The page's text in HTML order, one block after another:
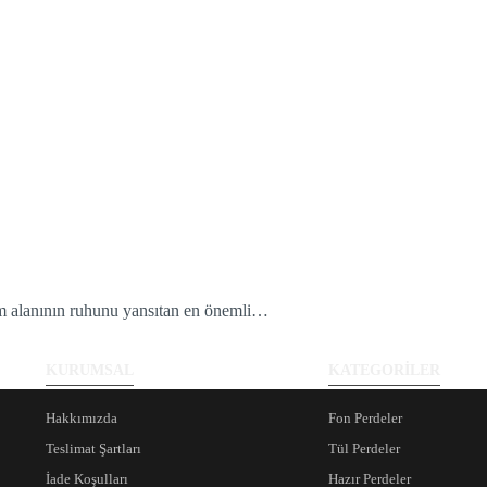
ruhunu yansıtan en önemli…
Hakkımızda
Teslimat Şartları
İade Koşulları
Fon Perdeler
Tül Perdeler
Hazır Perdeler